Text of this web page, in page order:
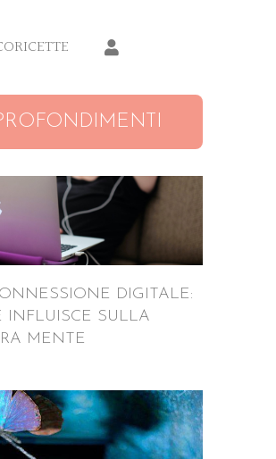
DIGITALE:
INFLUISCE SULLA
MENTE